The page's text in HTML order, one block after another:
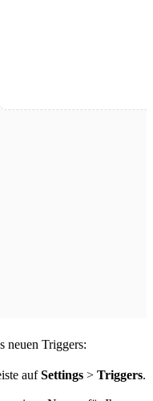
neuen Triggers:
aufSettings > Triggers.